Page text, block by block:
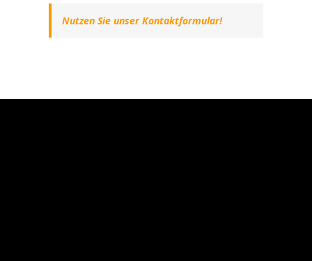
Nutzen Sie unser Kontaktformular!